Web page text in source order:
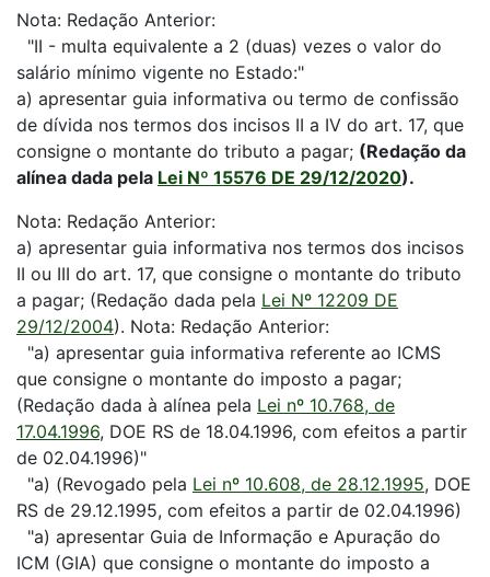
Nota: Redação Anterior:
"II - multa equivalente a 2 (duas) vezes o valor do
salário mínimo vigente no Estado:"
a) apresentar guia informativa ou termo de confissão
de dívida nos termos dos incisos II a IV do art. 17, que
consigne o montante do tributo a pagar; (Redação da
alínea dada pela Lei Nº 15576 DE 29/12/2020).
Nota: Redação Anterior:
a) apresentar guia informativa nos termos dos incisos
II ou III do art. 17, que consigne o montante do tributo
a pagar; (Redação dada pela Lei Nº 12209 DE
29/12/2004). Nota: Redação Anterior:
"a) apresentar guia informativa referente ao ICMS
que consigne o montante do imposto a pagar;
(Redação dada à alínea pela Lei nº 10.768, de
17.04.1996, DOE RS de 18.04.1996, com efeitos a partir
de 02.04.1996)"
"a) (Revogado pela Lei nº 10.608, de 28.12.1995, DOE
RS de 29.12.1995, com efeitos a partir de 02.04.1996)
"a) apresentar Guia de Informação e Apuração do
ICM (GIA) que consigne o montante do imposto a